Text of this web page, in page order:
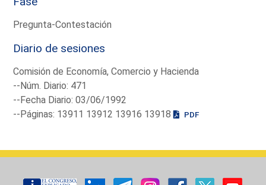
Pregunta-Contestación
Diario de sesiones
Comisión de Economía, Comercio y Hacienda
--Núm. Diario: 471
--Fecha Diario: 03/06/1992
--Páginas: 13911 13912 13916 13918
PDF